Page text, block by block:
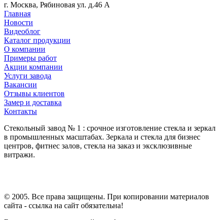
г. Москва, Рябиновая ул. д.46 А
Главная
Новости
Видеоблог
Каталог продукции
О компании
Примеры работ
Акции компании
Услуги завода
Вакансии
Отзывы клиентов
Замер и доставка
Контакты
Стекольный завод № 1 : срочное изготовление стекла и зеркал
в промышленных масштабах. Зеркала и стекла для бизнес
центров, фитнес залов, стекла на заказ и эксклюзивные
витражи.
© 2005. Все права защищены. При копировании материалов
сайта - ссылка на сайт обязательна!